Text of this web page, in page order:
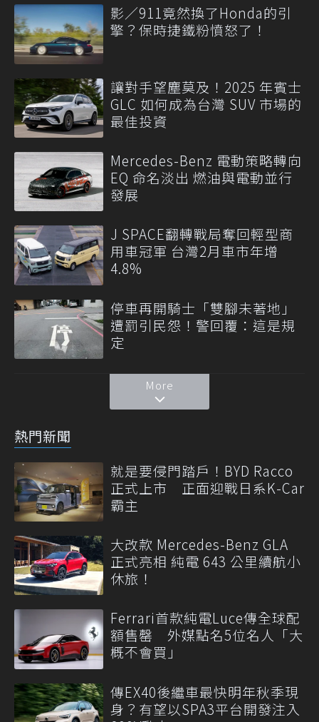
影／911竟然換了Honda的引
擎？保時捷鐵粉憤怒了！
讓對手望塵莫及！2025 年賓士
GLC 如何成為台灣 SUV 市場的
最佳投資
Mercedes-Benz 電動策略轉向
EQ 命名淡出 燃油與電動並行
發展
J SPACE翻轉戰局奪回輕型商
用車冠軍 台灣2月車市年增
4.8%
停車再開騎士「雙腳未著地」
遭罰引民怨！警回覆：這是規
定
More
熱門新聞
就是要侵門踏戶！BYD Racco
正式上市 正面迎戰日系K-Car
霸主
大改款 Mercedes-Benz GLA
正式亮相 純電 643 公里續航小
休旅！
Ferrari首款純電Luce傳全球配
額售罄 外媒點名5位名人「大
概不會買」
傳EX40後繼車最快明年秋季現
身？有望以SPA3平台開發注入